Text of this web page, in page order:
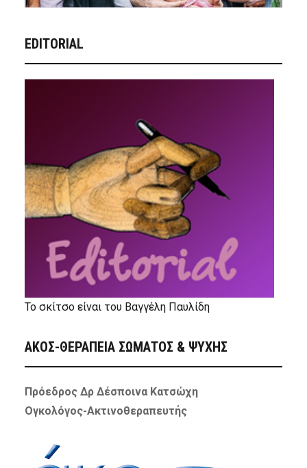
EDITORIAL
Το σκίτσο είναι του Βαγγέλη Παυλίδη
ΑΚΟΣ-ΘΕΡΑΠΕΙΑ ΣΩΜΑΤΟΣ & ΨΥΧΗΣ
Πρόεδρος Δρ Δέσποινα Κατσώχη
Ογκολόγος-Ακτινοθεραπευτής